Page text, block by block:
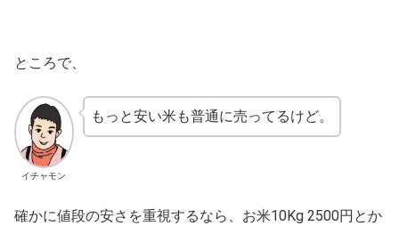
ところで、
イチャモン
もっと安い米も普通に売ってるけど。
確かに値段の安さを重視するなら、お米10Kg 2500円とか